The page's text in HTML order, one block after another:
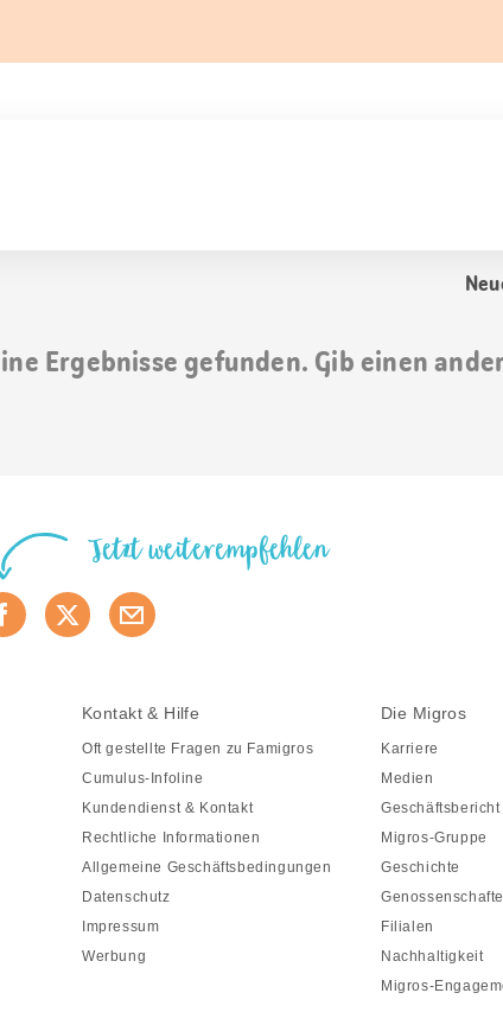
Resultat
Ergebnisse gefunden. Gib einen
Jetzt weiterempfehlen
Kontakt & Hilfe
Oft gestellte Fragen zu Famigros
Cumulus-Infoline
Kundendienst & Kontakt
Rechtliche Informationen
Allgemeine Geschäftsbedingungen
Datenschutz
Impressum
Werbung
Die Migros
Karriere
Medien
Geschäftsbericht
Migros-Gruppe
Geschichte
Filialen
Nachhaltigkeit
Migros-